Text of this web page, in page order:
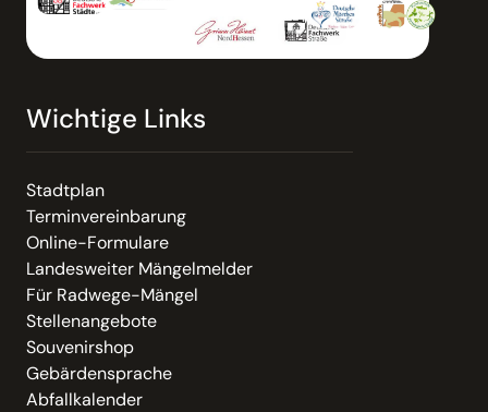
Wichtige Links
Stadtplan
Terminvereinbarung
Online-Formulare
Landesweiter Mängelmelder
Für Radwege-Mängel
Stellenangebote
Souvenirshop
Gebärdensprache
Abfallkalender